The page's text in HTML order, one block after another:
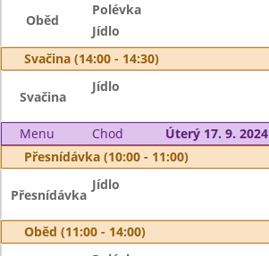
Oběd
Polévka
Jídlo
Svačina (14:00 - 14:30)
Svačina
Jídlo
Menu Chod
Úterý 17. 9. 2024
Přesnídávka (10:00 - 11:00)
Přesnídávka
Jídlo
Oběd (11:00 - 14:00)